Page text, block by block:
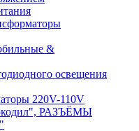
&
освещения
220V-110V
РАЗЪЁМЫ